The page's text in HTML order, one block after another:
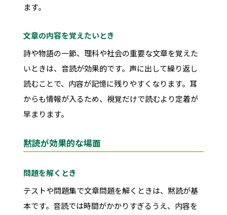
ます。
文章の内容を覚えたいとき
詩や物語の一節、理科や社会の重要な文章を覚えた
いときは、音読が効果的です。声に出して繰り返し
読むことで、内容が記憶に残りやすくなります。耳
からも情報が入るため、視覚だけで読むより定着が
早まります。
黙読が効果的な場面
問題を解くとき
テストや問題集で文章問題を解くときは、黙読が基
本です。音読では時間がかかりすぎるうえ、内容を